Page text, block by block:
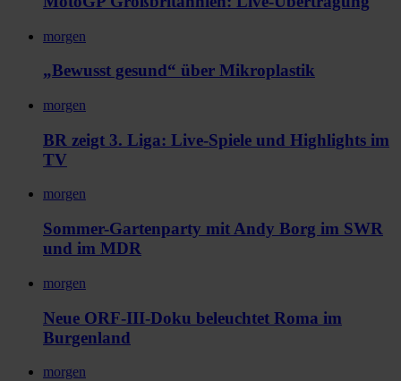
morgen
„Bewusst gesund“ über Mikroplastik
morgen
BR zeigt 3. Liga: Live-Spiele und Highlights im
TV
morgen
Sommer-Gartenparty mit Andy Borg im SWR
und im MDR
morgen
Neue ORF-III-Doku beleuchtet Roma im
Burgenland
morgen